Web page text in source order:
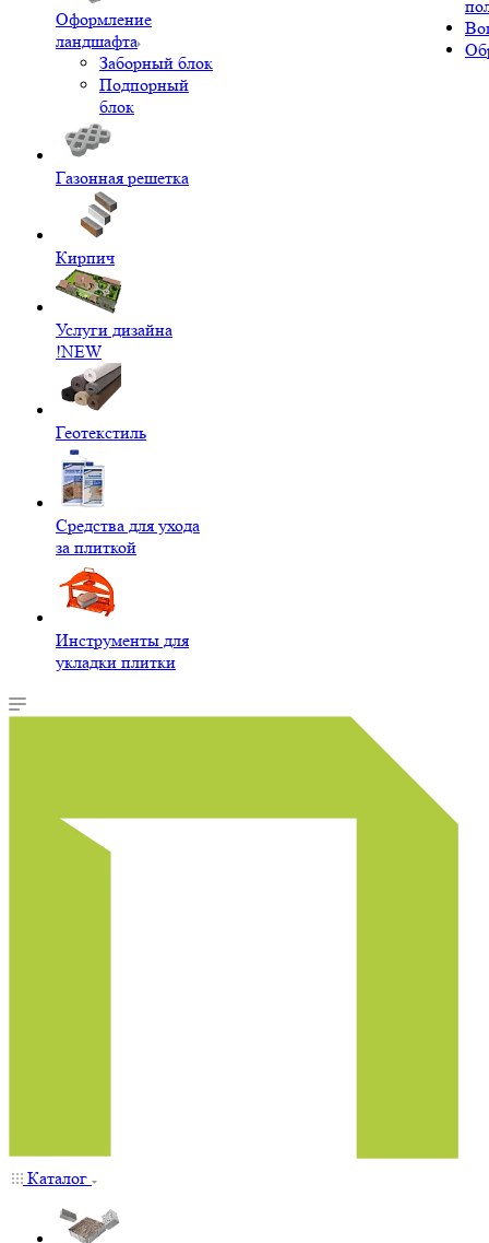
Оформление
ландшафта
Заборный блок
Подпорный
блок
Газонная решетка
Кирпич
Услуги дизайна
!NEW
Геотекстиль
Средства для ухода
за плиткой
Инструменты для
укладки плитки
Каталог